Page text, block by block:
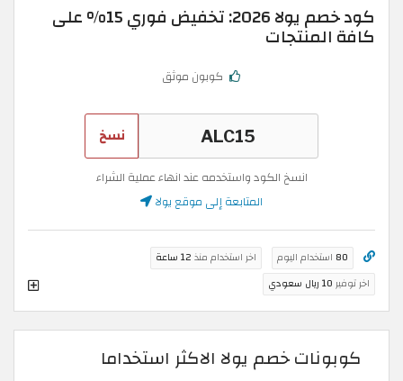
كود خصم يولا 2026: تخفيض فوري 15% على
كافة المنتجات
كوبون موثق
نسخ
انسخ الكود واستخدمه عند انهاء عملية الشراء
المتابعة إلى موقع يولا
80 استخدام اليوم اخر استخدام منذ 12 ساعة
اخر توفير 10 ريال سعودي
كوبونات خصم يولا الاكثر استخداما